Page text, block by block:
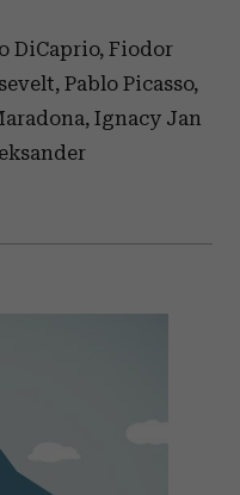
DiCaprio, Fiodor
Pablo Picasso,
Ignacy Jan